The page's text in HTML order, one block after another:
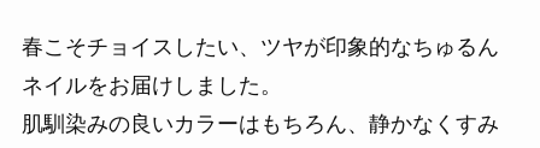
春こそチョイスしたい、ツヤが印象的なちゅるん
ネイルをお届けしました。
肌馴染みの良いカラーはもちろん、静かなくすみ